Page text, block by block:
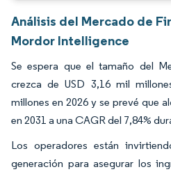
Análisis del Mercado de
Mordor Intelligence
Se espera que el tamaño del
crezca de USD 3,16 mil
millones en 2026 y se prevé que
en 2031 a una CAGR del 7,84%
Los operadores están
generación para asegurar los